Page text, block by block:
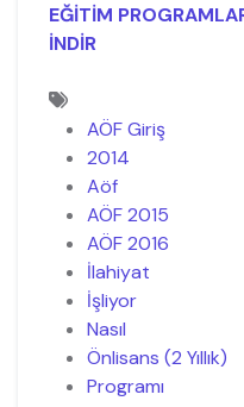
EĞİTİM
İNDİR
AÖF Giriş
2014
Aöf
AÖF 2015
AÖF 2016
İlahiyat
İşliyor
Nasıl
Önlisans (2 Yıllık)
Programı